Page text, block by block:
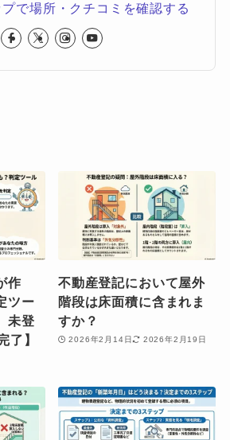
で場所・クチコミを確認する
作
ツー
未登
了】
不動産登記において屋外
階段は床面積に含まれま
すか？
2026年2月14日 2026年2月19日